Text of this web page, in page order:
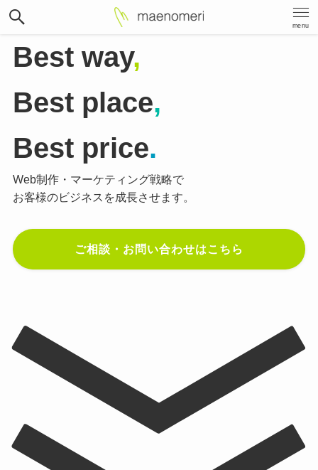
menu
Best way,
Best place,
Best price.
Web制作・マーケティング戦略で
お客様のビジネスを成長させます。
ご相談・お問い合わせはこちら